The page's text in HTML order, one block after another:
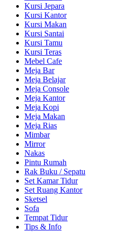
Kursi Jepara
Kursi Kantor
Kursi Makan
Kursi Santai
Kursi Tamu
Kursi Teras
Mebel Cafe
Meja Bar
Meja Belajar
Meja Console
Meja Kantor
Meja Kopi
Meja Makan
Meja Rias
Mimbar
Mirror
Nakas
Pintu Rumah
Rak Buku / Sepatu
Set Kamar Tidur
Set Ruang Kantor
Sketsel
Sofa
Tempat Tidur
Tips & Info